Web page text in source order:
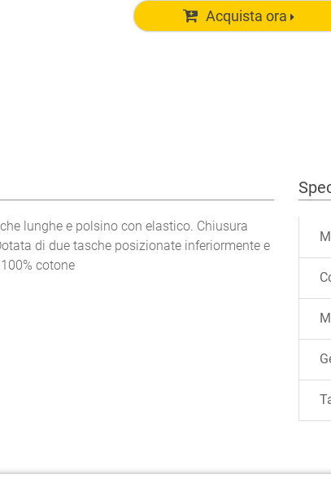
Acquista ora
lunghe e polsino con elastico. Chiusura
di due tasche posizionate inferiormente e
cotone